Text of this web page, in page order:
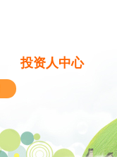
投资人中心